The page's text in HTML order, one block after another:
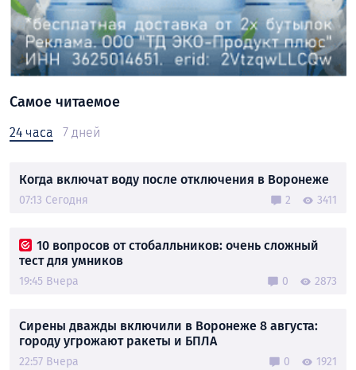
Самое читаемое
24 часа 7 дней
Когда включат воду после отключения в Воронеже
07:13 Сегодня 2 3411
10 вопросов от стобалльников: очень сложный
тест для умников
19:45 Вчера 0 2873
Сирены дважды включили в Воронеже 8 августа:
городу угрожают ракеты и БПЛА
22:57 Вчера 0 1921